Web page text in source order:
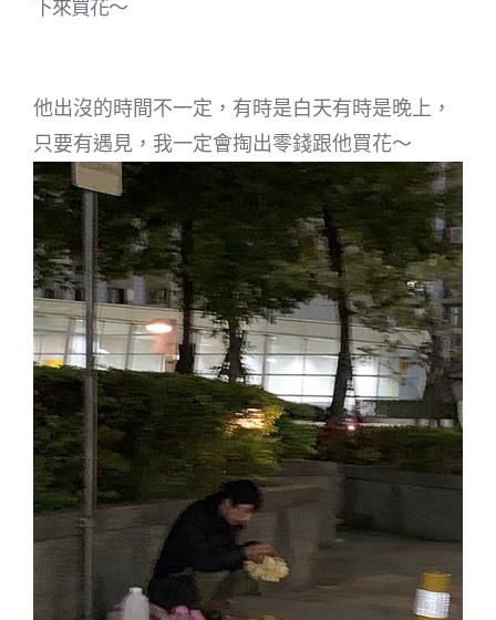
下來買花～
他出沒的時間不一定，有時是白天有時是晚上，
只要有遇見，我一定會掏出零錢跟他買花～